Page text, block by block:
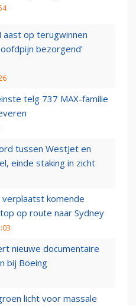
aast op terugwinnen
bezorgend’
telg 737 MAX-familie
tussen WestJet en
einde staking in zicht
verplaatst komende
op route naar Sydney
nieuwe documentaire
bij Boeing
licht voor massale